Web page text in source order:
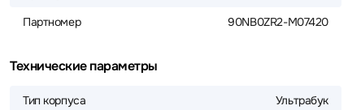
Партномер 90NB0ZR2-M07420
Технические параметры
Тип корпуса Ультрабук